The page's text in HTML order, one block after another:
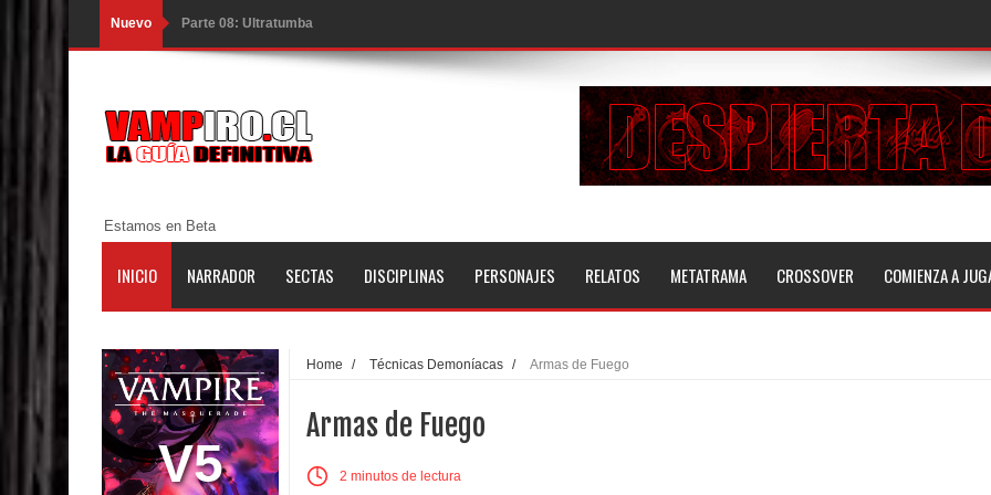
Nuevo Parte 08: Ultratumba
Parte 07: Asuntos que Resolver
Parte 06: El Trato con los Muertos
Parte 05: Sitiados
Parte 01: Escondido a Plena Luz
Parte 02: El Enemigo de mi Enemigo
Parte 06: Coletazos
Parte 05: Los Horrores del Infierno
Estamos en Beta
INICIO NARRADOR SECTAS DISCIPLINAS PERSONAJES RELATOS METATRAMA CROSSOVER COMIENZA A
V5
Home / Técnicas Demoníacas / Armas de Fuego
Armas de Fuego
2 minutos de lectura